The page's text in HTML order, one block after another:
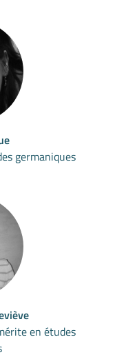
germaniques
en études